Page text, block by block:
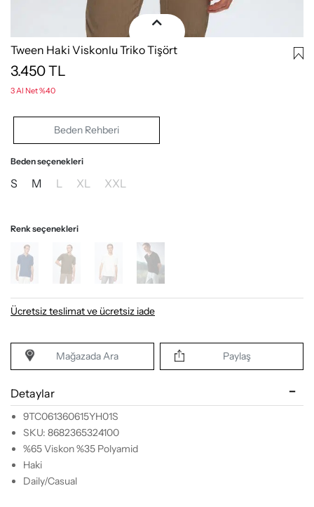
Tween Haki Viskonlu Triko Tişört
3.450TL
3 Al Net %40
Beden Rehberi
Beden seçenekleri
S M L XL XXL
Renk seçenekleri
Ücretsiz teslimat ve ücretsiz iade
Mağazada Ara Paylaş
Detaylar
9TC061360615YH01S
SKU: 8682365324100
%65 Viskon %35 Polyamid
Haki
Daily/Casual